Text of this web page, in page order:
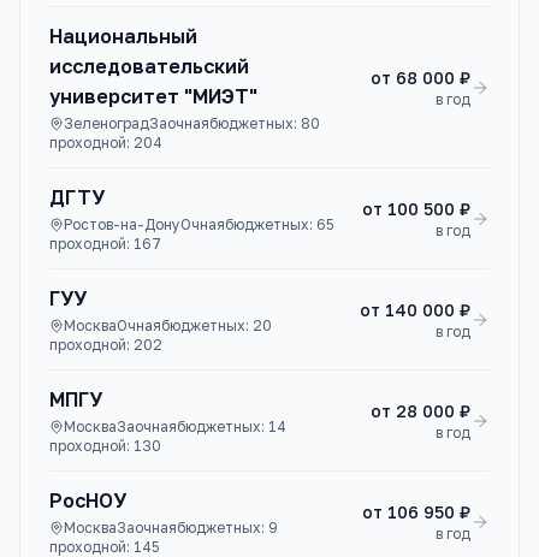
Национальный
исследовательский
университет "МИЭТ"
ЗеленоградЗаочнаябюджетных: 80
проходной: 204
от 68 000 ₽
в год
ДГТУ
Ростов-на-ДонуОчнаябюджетных: 65
проходной: 167
от 100 500 ₽
в год
ГУУ
МоскваОчнаябюджетных: 20
проходной: 202
от 140 000 ₽
в год
МПГУ
МоскваЗаочнаябюджетных: 14
проходной: 130
от 28 000 ₽
в год
РосНОУ
МоскваЗаочнаябюджетных: 9
проходной: 145
от 106 950 ₽
в год